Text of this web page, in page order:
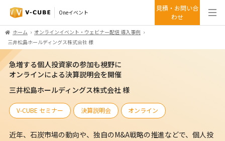
Oneイベント
見積・お問い合
わせ
ホーム
オンラインイベント・ウェビナー配信 導入事例
三井松島ホールディングス株式会社 様
急増する個人投資家の参加も視野に
オンラインによる決算説明会を開催
三井松島ホールディングス株式会社 様
V-CUBE セミナー 決算説明会 オンライン
近年、石炭市場の動向や、独自のM&A戦略の推進などで、個人投